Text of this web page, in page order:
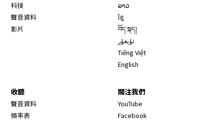
科技
聲音資料
影片
ລາວ
ខ្មែ
བོད་སྐད།
ئۇيغۇر
Tiếng Việt
English
收聽
聲音資料
頻率表
關注我們
YouTube
Facebook